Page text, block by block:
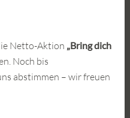
Netto-Aktion „Bring dich
Noch bis
abstimmen – wir freuen